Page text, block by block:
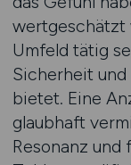
wertgeschätzt
Umfeld tätig
Sicherheit
bietet. Eine
glaubhaft
Resonanz